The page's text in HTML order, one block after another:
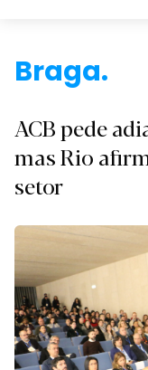
Braga.
ACB pede
mas Rio
setor